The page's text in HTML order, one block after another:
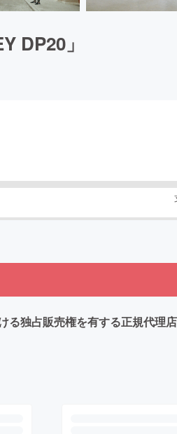
DP20」
独占販売権を有する正規代理店